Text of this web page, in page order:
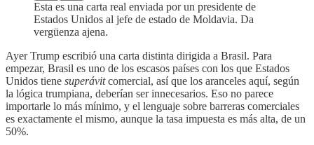
Esta es una carta real enviada por un presidente de
Estados Unidos al jefe de estado de Moldavia. Da
vergüenza ajena.
Ayer Trump escribió una carta distinta dirigida a Brasil. Para
empezar, Brasil es uno de los escasos países con los que Estados
Unidos tiene superávitcomercial, así que los aranceles aquí, según
la lógica trumpiana, deberían ser innecesarios. Eso no parece
importarle lo más mínimo, y el lenguaje sobre barreras comerciales
es exactamente el mismo, aunque la tasa impuesta es más alta, de un
50%.